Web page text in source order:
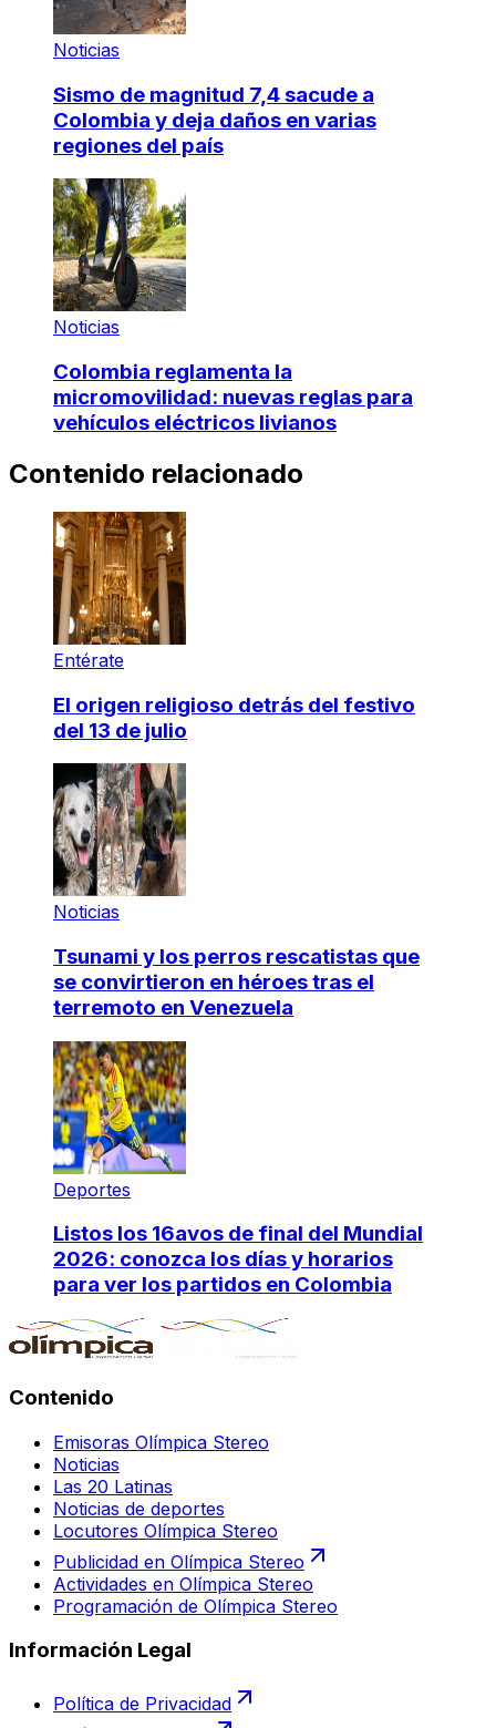
Noticias
Sismo de magnitud 7,4 sacude a
Colombia y deja daños en varias
regiones del país
Noticias
Colombia reglamenta la
micromovilidad: nuevas reglas para
vehículos eléctricos livianos
Contenido relacionado
Entérate
El origen religioso detrás del festivo
del 13 de julio
Noticias
Tsunami y los perros rescatistas que
se convirtieron en héroes tras el
terremoto en Venezuela
Deportes
Listos los 16avos de final del Mundial
2026: conozca los días y horarios
para ver los partidos en Colombia
Contenido
Emisoras Olímpica Stereo
Noticias
Las 20 Latinas
Noticias de deportes
Locutores Olímpica Stereo
Publicidad en Olímpica Stereo
Actividades en Olímpica Stereo
Programación de Olímpica Stereo
Información Legal
Política de Privacidad